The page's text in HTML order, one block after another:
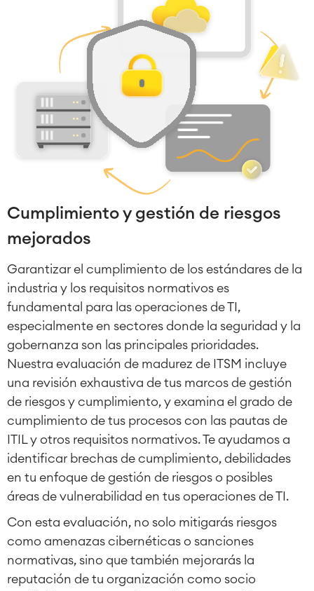
Cumplimiento y gestión de riesgos
mejorados
Garantizar el cumplimiento de los estándares de la
industria y los requisitos normativos es
fundamental para las operaciones de TI,
especialmente en sectores donde la seguridad y la
gobernanza son las principales prioridades.
Nuestra evaluación de madurez de ITSM incluye
una revisión exhaustiva de tus marcos de gestión
de riesgos y cumplimiento, y examina el grado de
cumplimiento de tus procesos con las pautas de
ITIL y otros requisitos normativos. Te ayudamos a
identificar brechas de cumplimiento, debilidades
en tu enfoque de gestión de riesgos o posibles
áreas de vulnerabilidad en tus operaciones de TI.
Con esta evaluación, no solo mitigarás riesgos
como amenazas cibernéticas o sanciones
normativas, sino que también mejorarás la
reputación de tu organización como socio